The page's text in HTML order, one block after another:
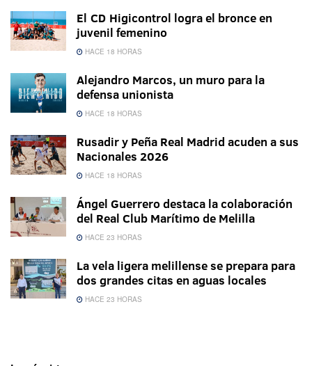
El CD Higicontrol logra el bronce en
juvenil femenino
HACE 18 HORAS
Alejandro Marcos, un muro para la
defensa unionista
HACE 18 HORAS
Rusadir y Peña Real Madrid acuden a sus
Nacionales 2026
HACE 18 HORAS
Ángel Guerrero destaca la colaboración
del Real Club Marítimo de Melilla
HACE 23 HORAS
La vela ligera melillense se prepara para
dos grandes citas en aguas locales
HACE 23 HORAS